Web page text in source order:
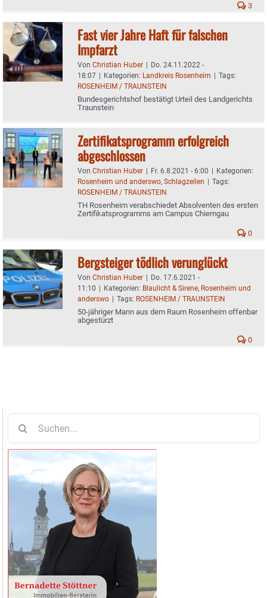
3
Fast vier Jahre Haft für falschen
Impfarzt
Von Christian Huber | Do. 24.11.2022 -
18:07 | Kategorien: Landkreis Rosenheim | Tags:
ROSENHEIM / TRAUNSTEIN
Bundesgerichtshof bestätigt Urteil des Landgerichts
Traunstein
Zertifikatsprogramm erfolgreich
abgeschlossen
Von Christian Huber | Fr. 6.8.2021 - 6:00 | Kategorien:
Rosenheim und anderswo, Schlagzeilen | Tags:
ROSENHEIM / TRAUNSTEIN
TH Rosenheim verabschiedet Absolventen des ersten
Zertifikatsprogramms am Campus Chiemgau
0
Bergsteiger tödlich verunglückt
Von Christian Huber | Do. 17.6.2021 -
11:10 | Kategorien: Blaulicht & Sirene, Rosenheim und
anderswo | Tags: ROSENHEIM / TRAUNSTEIN
50-jähriger Mann aus dem Raum Rosenheim offenbar
abgestürzt
0
nach: